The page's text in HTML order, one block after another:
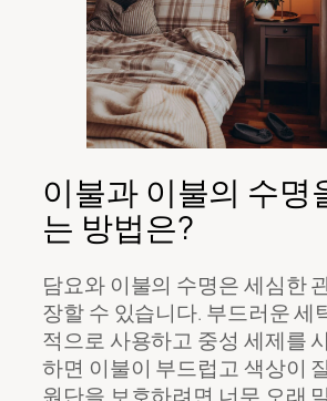
이불과 이불의 수명
는 방법은?
담요와 이불의 수명은 세심한
장할 수 있습니다. 부드러운 세
적으로 사용하고 중성 세제를
하면 이불이 부드럽고 색상이